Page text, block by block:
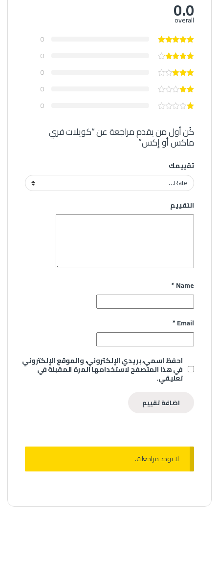
0.0
overall
0
0
0
0
0
كُن أول من يقدم مراجعة عن “كويلات فري
ماكس أو إكس”
تقييمك
التقييم
Name
*
Email
*
احفظ اسمي، بريدي الإلكتروني، والموقع الإلكتروني
في هذا المتصفح لاستخدامها المرة المقبلة في
تعليقي.
لا توجد مراجعات.